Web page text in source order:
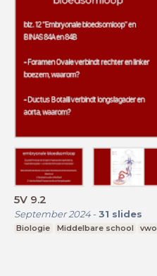
5V 9.2
September 2024- 31 slides
Biologie Middelbare school vwo